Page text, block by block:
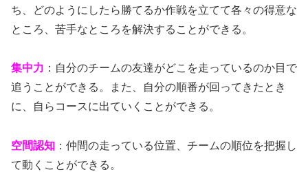
ち、どのようにしたら勝てるか作戦を立てて各々の得意な
ところ、苦手なところを解決することができる。
集中力 ：自分のチームの友達がどこを走っているのか目で
追うことができる。また、自分の順番が回ってきたとき
に、自らコースに出ていくことができる。
空間認知 ：仲間の走っている位置、チームの順位を把握し
て動くことができる。